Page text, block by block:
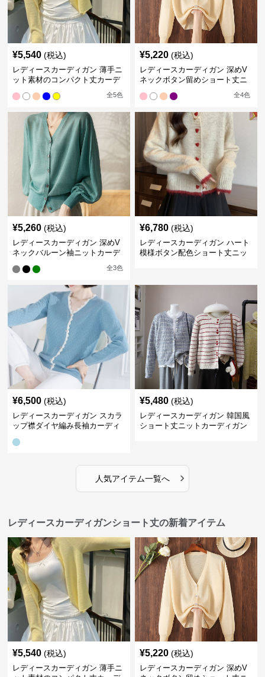
¥5,540 (税込)
レディースカーディガン 薄手ニ
ット素材のコンパクト丈カーデ
全5色
¥5,220 (税込)
レディースカーディガン 深めV
ネックボタン留めショート丈ニ
全4色
¥5,260 (税込)
レディースカーディガン 深めV
ネックバルーン袖ニットカーデ
全3色
¥6,780 (税込)
レディースカーディガン ハート
模様ボタン配色ショート丈ニッ
¥6,500 (税込)
レディースカーディガン スカラ
ップ襟ダイヤ編み長袖カーディ
¥5,480 (税込)
レディースカーディガン 韓国風
ショート丈ニットカーディガン
人気アイテム一覧へ ›
レディースカーディガンショート丈の新着アイテム
¥5,540 (税込)
レディースカーディガン 薄手ニ
¥5,220 (税込)
レディースカーディガン 深めV